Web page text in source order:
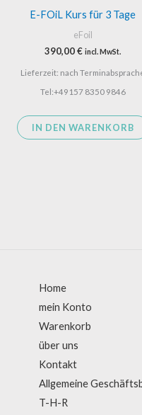
E-FOiL Kurs für 3 Tage
eFoil
390,00€ incl. MwSt.
Lieferzeit: nach
Tel:+49157 8350 9846
IN DEN WARENKORB
Home
mein Konto
Warenkorb
über uns
Kontakt
Allgemeine
T-H-R